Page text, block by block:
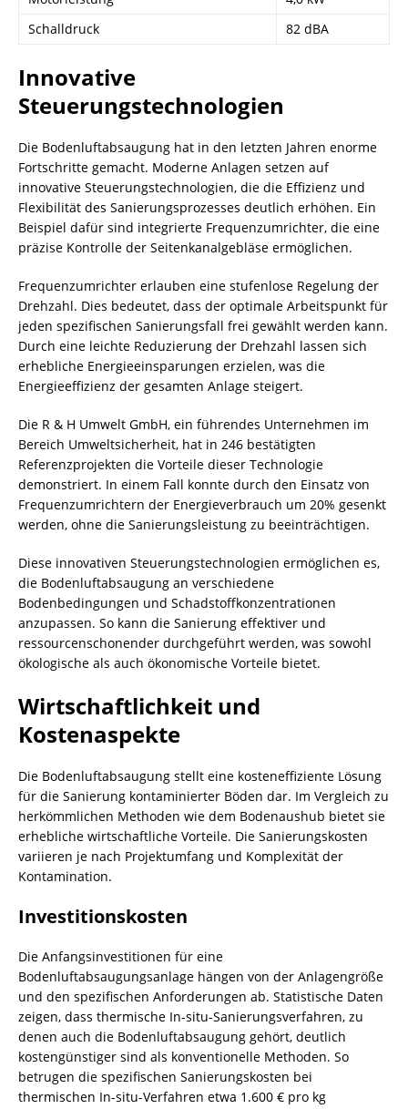
Schalldruck
82 dBA
Innovative
Steuerungstechnologien
Die Bodenluftabsaugung hat in den letzten Jahren enorme
Fortschritte gemacht. Moderne Anlagen setzen auf
innovative Steuerungstechnologien, die die Effizienz und
Flexibilität des Sanierungsprozesses deutlich erhöhen. Ein
Beispiel dafür sind integrierte Frequenzumrichter, die eine
präzise Kontrolle der Seitenkanalgebläse ermöglichen.
Frequenzumrichter erlauben eine stufenlose Regelung der
Drehzahl. Dies bedeutet, dass der optimale Arbeitspunkt für
jeden spezifischen Sanierungsfall frei gewählt werden kann.
Durch eine leichte Reduzierung der Drehzahl lassen sich
erhebliche Energieeinsparungen erzielen, was die
Energieeffizienz der gesamten Anlage steigert.
Die R & H Umwelt GmbH, ein führendes Unternehmen im
Bereich Umweltsicherheit, hat in 246 bestätigten
Referenzprojekten die Vorteile dieser Technologie
demonstriert. In einem Fall konnte durch den Einsatz von
Frequenzumrichtern der Energieverbrauch um 20% gesenkt
werden, ohne die Sanierungsleistung zu beeinträchtigen.
Diese innovativen Steuerungstechnologien ermöglichen es,
die Bodenluftabsaugung an verschiedene
Bodenbedingungen und Schadstoffkonzentrationen
anzupassen. So kann die Sanierung effektiver und
ressourcenschonender durchgeführt werden, was sowohl
ökologische als auch ökonomische Vorteile bietet.
Wirtschaftlichkeit und
Kostenaspekte
Die Bodenluftabsaugung stellt eine kosteneffiziente Lösung
für die Sanierung kontaminierter Böden dar. Im Vergleich zu
herkömmlichen Methoden wie dem Bodenaushub bietet sie
erhebliche wirtschaftliche Vorteile. Die Sanierungskosten
variieren je nach Projektumfang und Komplexität der
Kontamination.
Investitionskosten
Die Anfangsinvestitionen für eine
Bodenluftabsaugungsanlage hängen von der Anlagengröße
und den spezifischen Anforderungen ab. Statistische Daten
zeigen, dass thermische In-situ-Sanierungsverfahren, zu
denen auch die Bodenluftabsaugung gehört, deutlich
kostengünstiger sind als konventionelle Methoden. So
betrugen die spezifischen Sanierungskosten bei
thermischen In-situ-Verfahren etwa 1.600 € pro kg